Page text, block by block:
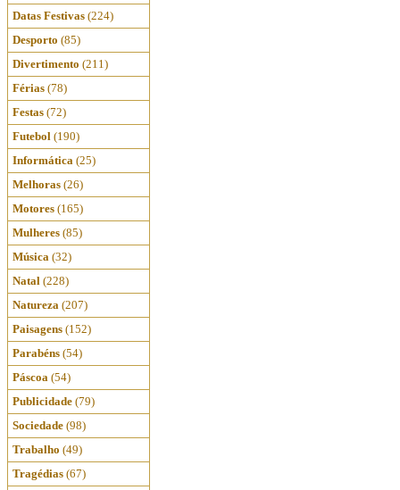
Datas Festivas (224)
Desporto (85)
Divertimento (211)
Férias (78)
Festas (72)
Futebol (190)
Informática (25)
Melhoras (26)
Motores (165)
Mulheres (85)
Música (32)
Natal (228)
Natureza (207)
Paisagens (152)
Parabéns (54)
Páscoa (54)
Publicidade (79)
Sociedade (98)
Trabalho (49)
Tragédias (67)